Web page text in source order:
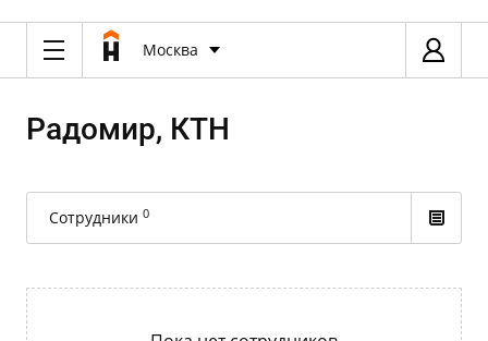
Москва
Радомир, КТН
Сотрудники 0